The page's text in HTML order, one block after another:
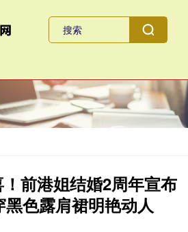
前港姐结婚2周年宣布
色露肩裙明艳动人